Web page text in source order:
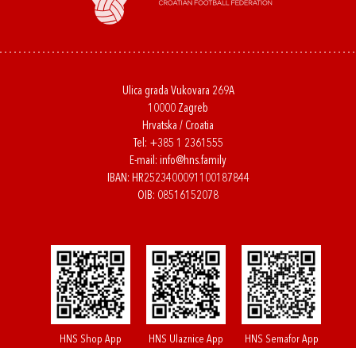
Ulica grada Vukovara 269A
10000 Zagreb
Hrvatska / Croatia
Tel: +385 1 2361555
E-mail: info@hns.family
IBAN: HR2523400091100187844
OIB: 08516152078
HNS Shop App HNS Ulaznice App HNS Semafor App